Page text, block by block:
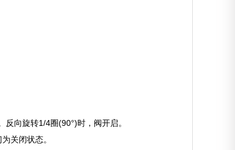
向旋转1/4圈(90°)时，阀开启。
关闭状态。